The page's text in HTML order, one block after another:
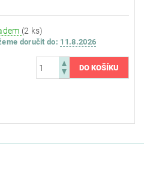
(2 ks)
doručit do: 11.8.2026